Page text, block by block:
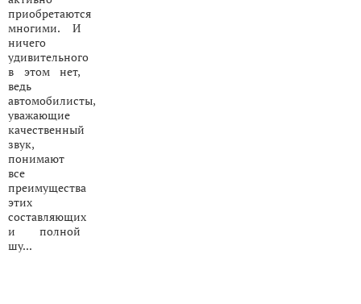
приобретаются
многими. И
ничего
удивительного
в этом нет,
ведь
автомобилисты,
уважающие
качественный
звук,
понимают
все
преимущества
этих
составляющих
и полной
шу...